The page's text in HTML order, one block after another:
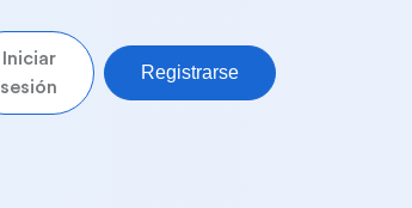
Iniciar
sesión
Registrarse